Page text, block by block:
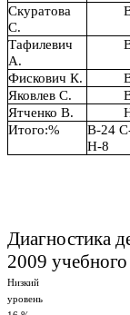
Скуратова
С.
Тафилевич
А.
Фискович К.
Яковлев С.
Ятченко В.
Итого:%
В-24
Н-8
Диагностика
2009 учебного
Низкий
уровень